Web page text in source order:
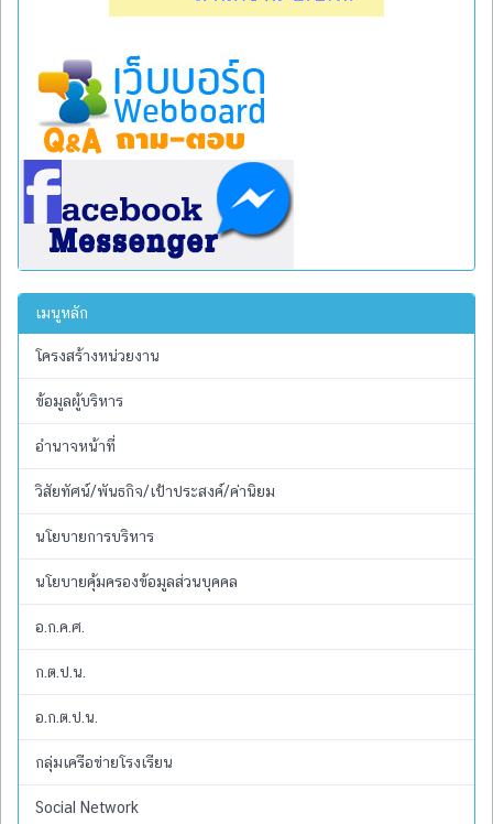
เมนูหลัก
โครงสร้างหน่วยงาน
ข้อมูลผู้บริหาร
อำนาจหน้าที่
วิสัยทัศน์/พันธกิจ/เป้าประสงค์/ค่านิยม
นโยบายการบริหาร
นโยบายคุ้มครองข้อมูลส่วนบุคคล
อ.ก.ค.ศ.
ก.ต.ป.น.
อ.ก.ต.ป.น.
กลุ่มเครือข่ายโรงเรียน
Social Network